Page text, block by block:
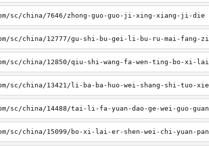
sc/china/7646/zhong-guo-guo-ji-xing-xiang-ji-die
sc/china/12777/gu-shi-bu-gei-li-bu-ru-mai-fang-zi
sc/china/12850/qiu-shi-wang-fa-wen-ting-bo-xi-lai
sc/china/13421/li-ba-ba-huo-wei-shang-shi-tuo-xie
sc/china/14488/tai-li-fa-yuan-dao-ge-wei-guo-guan
sc/china/15099/bo-xi-lai-er-shen-wei-chi-yuan-pan